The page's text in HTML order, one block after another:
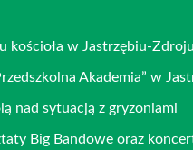
kościoła w Jastrzębiu-Zdroju
Akademia” w
nad sytuacją z gryzoniami
Big Bandowe oraz